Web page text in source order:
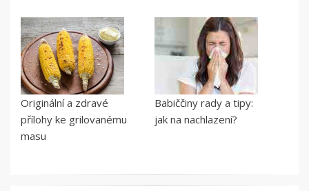
Originální a zdravé
přílohy ke grilovanému
masu
Babiččiny rady a tipy:
jak na nachlazení?